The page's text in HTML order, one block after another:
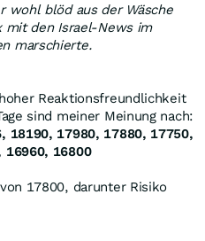
wohl blöd aus der Wäsche
mit den Israel-News im
marschierte.
Reaktionsfreundlichkeit
sind meiner Meinung nach:
18190, 17980, 17880, 17750,
16960, 16800
17800, darunter Risiko